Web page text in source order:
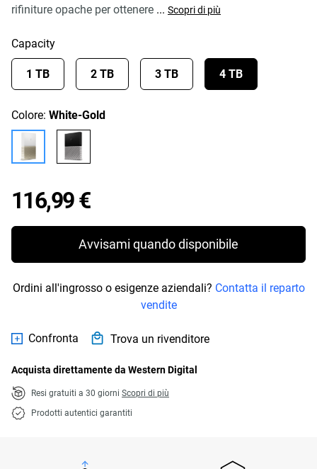
rifiniture opache per ottenere ... Scopri di più
Capacity
1 TB 2 TB 3 TB 4 TB
Colore: White-Gold
116,99 €Price 116,99 €
Avvisami quando disponibile
Ordini all'ingrosso o esigenze aziendali? Contatta il reparto
vendite
Confronta Trova un rivenditore
Acquista direttamente da Western Digital
Resi gratuiti a 30 giorni Scopri di più
Prodotti autentici garantiti